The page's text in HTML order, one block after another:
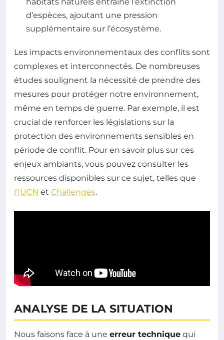
habitats naturels entraîne l’extinction
d’espèces, ajoutant une pression
supplémentaire sur l’écosystème.
Les impacts environnementaux des conflits sont
complexes et interconnectés. De nombreuses
études soulignent la nécessité de prendre des
mesures pour protéger notre environnement,
même en temps de guerre. Par exemple, il est
crucial de renforcer les législations sur la
protection des environnements sensibles en
période de conflit. Pour en savoir plus sur ces
enjeux ambiants, vous pouvez consulter les
ressources disponibles sur ce sujet, telles que
l’IUCN et Challenges.
ANALYSE DE LA SITUATION
Nous faisons face à une erreur technique qui